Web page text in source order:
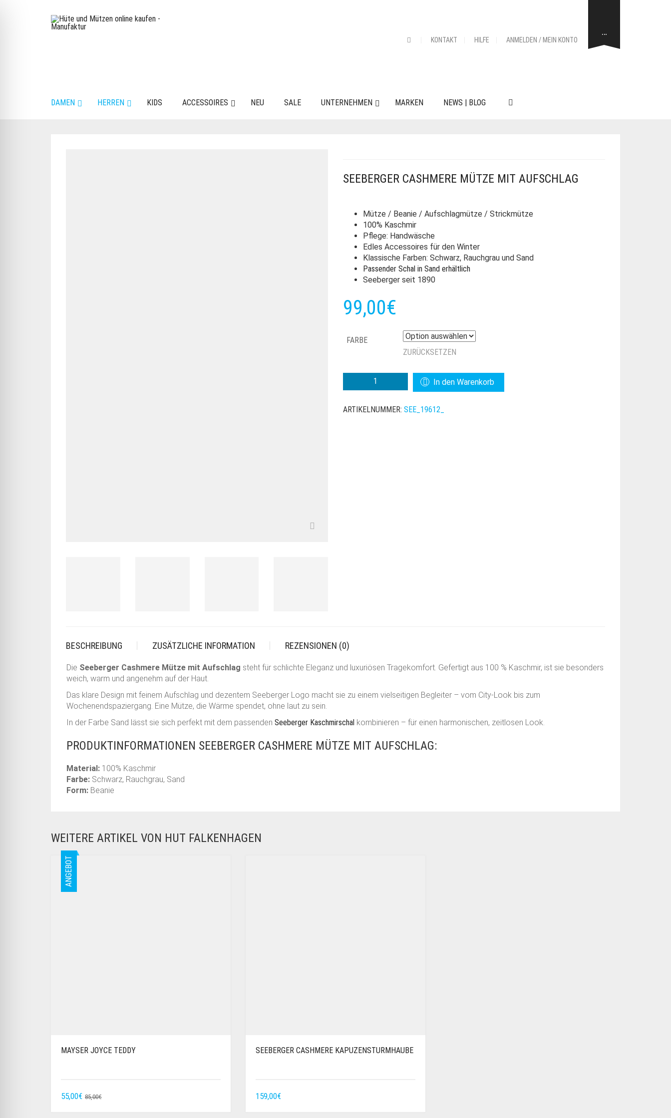
KONTAKT HILFE ANMELDEN / MEIN KONTO
…
DAMEN HERREN KIDS ACCESSOIRES NEU SALE UNTERNEHMEN MARKEN NEWS | BLOG
SEEBERGER CASHMERE MÜTZE MIT AUFSCHLAG
Mütze / Beanie / Aufschlagmütze / Strickmütze
100% Kaschmir
Pflege: Handwäsche
Edles Accessoires für den Winter
Klassische Farben: Schwarz, Rauchgrau und Sand
Passender Schal in Sand erhältlich
Seeberger seit 1890
99,00€
FARBE
ZURÜCKSETZEN
SEEBERGER
CASHMERE
MIT
In den Warenkorb
ARTIKELNUMMER: SEE_19612_
BESCHREIBUNG ZUSÄTZLICHE INFORMATION REZENSIONEN (0)
Die Seeberger Cashmere Mütze mit Aufschlag steht für schlichte Eleganz und luxuriösen Tragekomfort. Gefertigt aus 100 % Kaschmir, ist sie besonders
weich, warm und angenehm auf der Haut.
Das klare Design mit feinem Aufschlag und dezentem Seeberger Logo macht sie zu einem vielseitigen Begleiter – vom City-Look bis zum
Wochenendspaziergang. Eine Mütze, die Wärme spendet, ohne laut zu sein.
In der Farbe Sand lässt sie sich perfekt mit dem passenden Seeberger Kaschmirschal kombinieren – für einen harmonischen, zeitlosen Look.
PRODUKTINFORMATIONEN SEEBERGER CASHMERE MÜTZE MIT AUFSCHLAG:
Material: 100% Kaschmir
Farbe: Schwarz, Rauchgrau, Sand
Form: Beanie
WEITERE ARTIKEL VON HUT FALKENHAGEN
ANGEBOT
MAYSER JOYCE TEDDY
85,00€URSPRÜNGLICHER
55,00€
AKTUELLER
SEEBERGER CASHMERE KAPUZENSTURMHAUBE
159,00€